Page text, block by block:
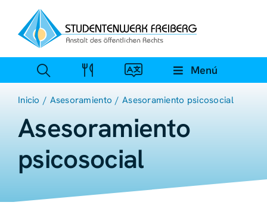
contenido
Menú
Inicio Asesoramiento Asesoramiento psicosocial
Asesoramiento
psicosocial